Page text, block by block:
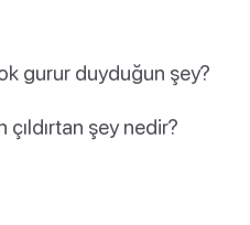
gurur duyduğun şey?
şey nedir?